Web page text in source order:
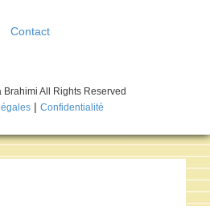
Contact
All Rights Reserved
| Confidentialité